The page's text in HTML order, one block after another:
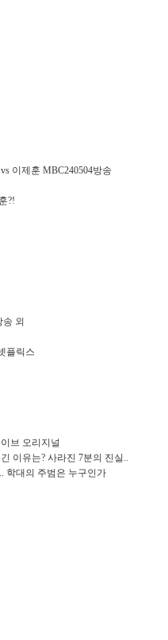
이제훈 MBC240504방송
?!
외
플릭스
브 오리지널
이유는? 사라진 7분의 진실..
학대의 주범은 누구인가